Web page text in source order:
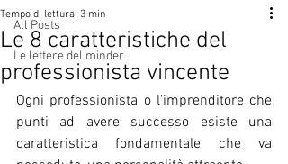
All Posts
Le lettere del minder
Le 8 caratteristiche del
professionista vincente
Tempo di lettura: 3 min
Ogni professionista o l’imprenditore che
punti ad avere successo esiste una
caratteristica fondamentale che va